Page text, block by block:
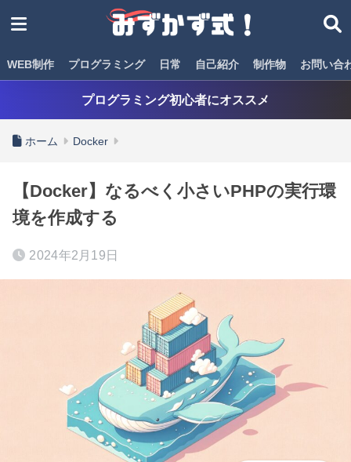
WEB制作 プログラミング 日常 自己紹介 制作物 お問い合
プログラミング初心者にオススメ
ホーム Docker
【Docker】なるべく小さいPHPの実行環
境を作成する
2024年2月19日